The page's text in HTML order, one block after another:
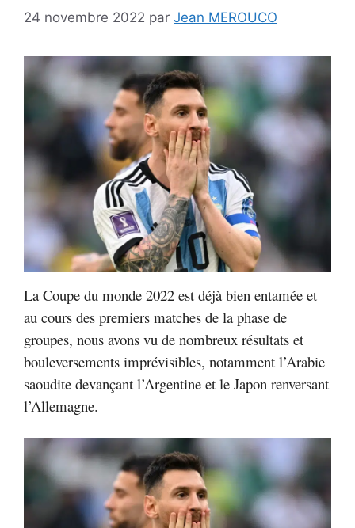
24 novembre 2022 par Jean MEROUCO
La Coupe du monde 2022 est déjà bien entamée et
au cours des premiers matches de la phase de
groupes, nous avons vu de nombreux résultats et
bouleversements imprévisibles, notamment l’Arabie
saoudite devançant l’Argentine et le Japon renversant
l’Allemagne.